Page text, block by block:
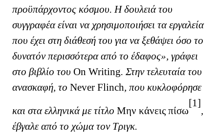
προϋπάρχοντος κόσμου. Η δουλειά του
συγγραφέα είναι να χρησιμοποιήσει τα εργαλεία
που έχει στη διάθεσή του για να ξεθάψει όσο το
δυνατόν περισσότερα από το έδαφος», γράφει
στο βιβλίο του On Writing. Στην τελευταία του
ανασκαφή, το Never Flinch, που κυκλοφόρησε
και στα ελληνικά με τίτλο Μην κάνεις πίσω
[1]
,
έβγαλε από το χώμα τον Τριγκ.